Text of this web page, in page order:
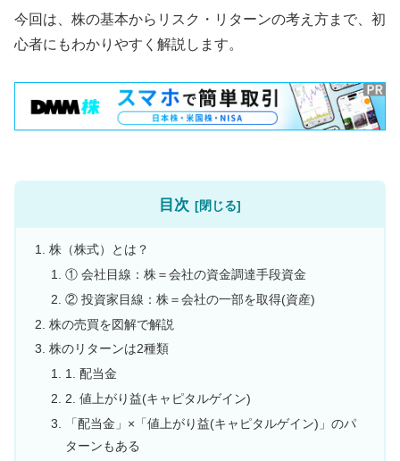
今回は、株の基本からリスク・リターンの考え方まで、初
心者にもわかりやすく解説します。
目次
株（株式）とは？
① 会社目線：株＝会社の資金調達手段資金
② 投資家目線：株＝会社の一部を取得(資産)
株の売買を図解で解説
株のリターンは2種類
1. 配当金
2. 値上がり益(キャピタルゲイン)
「配当金」×「値上がり益(キャピタルゲイン)」のパ
ターンもある